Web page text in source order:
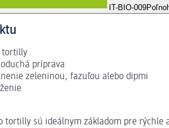
IT-BIO-009
tortilly
príprava
zeleninou, fazuľou alebo dipmi
tortilly sú ideálnym základom pre